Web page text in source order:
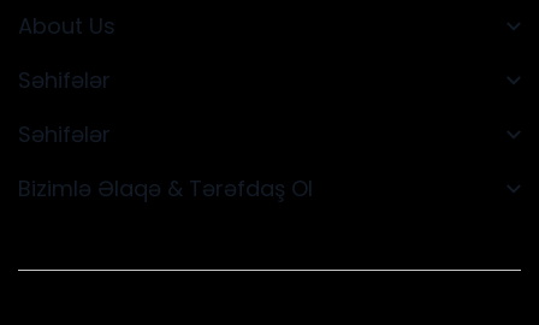
About Us
Səhifələr
Səhifələr
Bizimlə Əlaqə & Tərəfdaş Ol